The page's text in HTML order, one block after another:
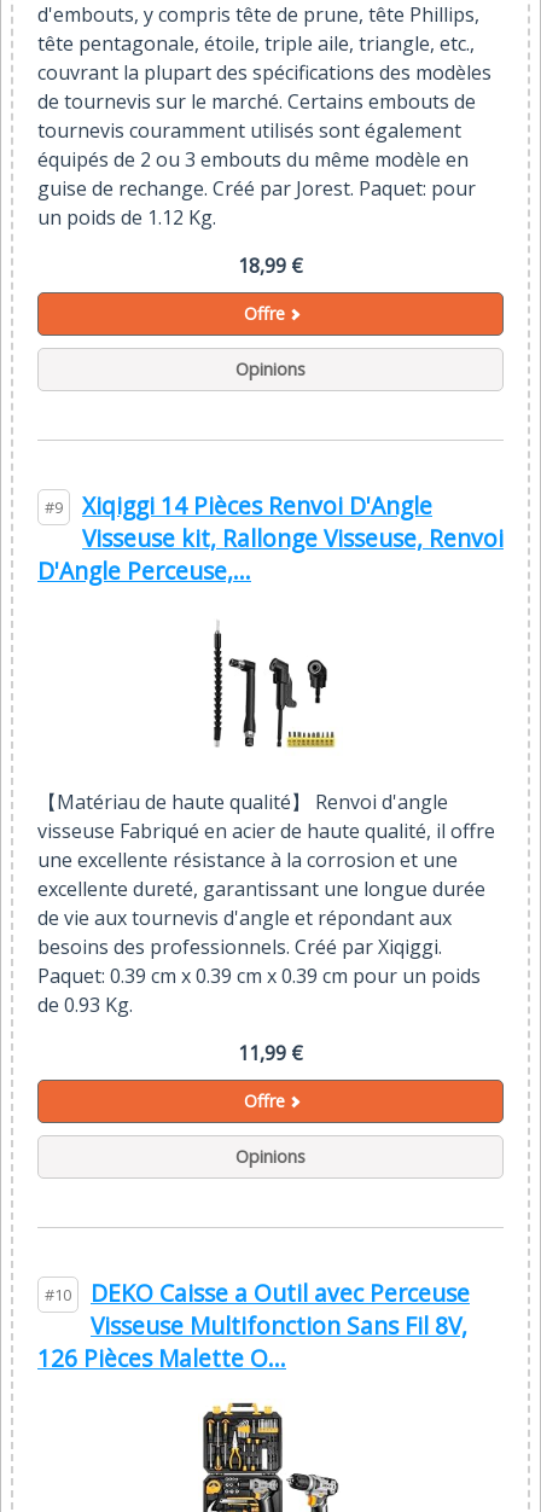
d'embouts, y compris tête de prune, tête Phillips,
tête pentagonale, étoile, triple aile, triangle, etc.,
couvrant la plupart des spécifications des modèles
de tournevis sur le marché. Certains embouts de
tournevis couramment utilisés sont également
équipés de 2 ou 3 embouts du même modèle en
guise de rechange. Créé par Jorest. Paquet: pour
un poids de 1.12 Kg.
18,99 €
Offre
Opinions
#9
Xiqiggi 14 Pièces Renvoi D'Angle
Visseuse kit, Rallonge Visseuse, Renvoi
D'Angle Perceuse,...
【Matériau de haute qualité】 Renvoi d'angle
visseuse Fabriqué en acier de haute qualité, il offre
une excellente résistance à la corrosion et une
excellente dureté, garantissant une longue durée
de vie aux tournevis d'angle et répondant aux
besoins des professionnels. Créé par Xiqiggi.
Paquet: 0.39 cm x 0.39 cm x 0.39 cm pour un poids
de 0.93 Kg.
11,99 €
Offre
Opinions
#10
DEKO Caisse a Outil avec Perceuse
Visseuse Multifonction Sans Fil 8V,
126 Pièces Malette O...